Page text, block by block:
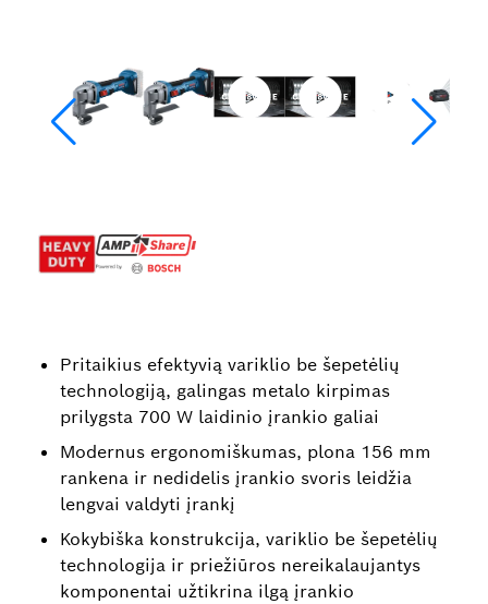
Pritaikius efektyvią variklio be šepetėlių
technologiją, galingas metalo kirpimas
prilygsta 700 W laidinio įrankio galiai
Modernus ergonomiškumas, plona 156 mm
rankena ir nedidelis įrankio svoris leidžia
lengvai valdyti įrankį
Kokybiška konstrukcija, variklio be šepetėlių
technologija ir priežiūros nereikalaujantys
komponentai užtikrina ilgą įrankio